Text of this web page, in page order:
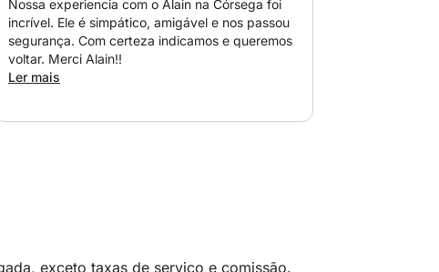
Nossa experiencia com o Alain na Córsega foi
incrível. Ele é simpático, amigável e nos passou
segurança. Com certeza indicamos e queremos
voltar. Merci Alain!!
Ler mais
exceto taxas de serviço e comissão.